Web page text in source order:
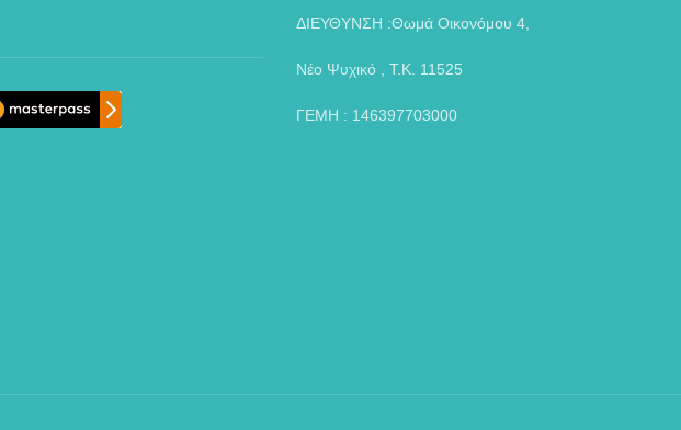
ΔΙΕΥΘΥΝΣΗ :Θωμά Οικονόμου 4,
Νέο Ψυχικό , Τ.Κ. 11525
ΓΕΜΗ : 146397703000